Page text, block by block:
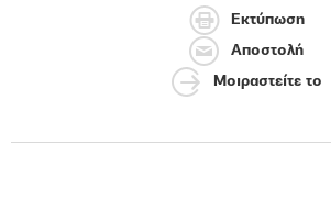
Εκτύπωση
Αποστολή
Μοιραστείτε το